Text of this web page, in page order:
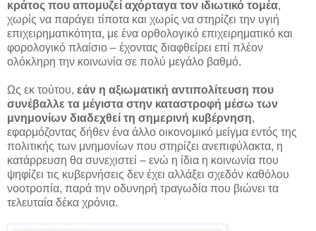
κράτος που απομυζεί αχόρταγα τον ιδιωτικό τομέα,
χωρίς να παράγει τίποτα και χωρίς να στηρίζει την υγιή
επιχειρηματικότητα, με ένα ορθολογικό επιχειρηματικό και
φορολογικό πλαίσιο – έχοντας διαφθείρει επί πλέον
ολόκληρη την κοινωνία σε πολύ μεγάλο βαθμό.
Ως εκ τούτου, εάν η αξιωματική αντιπολίτευση που
συνέβαλλε τα μέγιστα στην καταστροφή μέσω των
μνημονίων διαδεχθεί τη σημερινή κυβέρνηση,
εφαρμόζοντας δήθεν ένα άλλο οικονομικό μείγμα εντός της
πολιτικής των μνημονίων που στηρίζει ανεπιφύλακτα, η
κατάρρευση θα συνεχιστεί – ενώ η ίδια η κοινωνία που
ψηφίζει τις κυβερνήσεις δεν έχει αλλάξει σχεδόν καθόλου
νοοτροπία, παρά την οδυνηρή τραγωδία που βιώνει τα
τελευταία δέκα χρόνια.